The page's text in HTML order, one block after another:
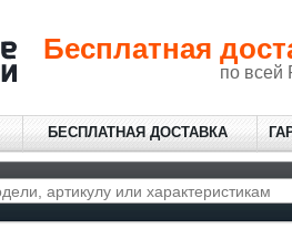
Бесплатная
по всей
БЕСПЛАТНАЯ ДОСТАВКА